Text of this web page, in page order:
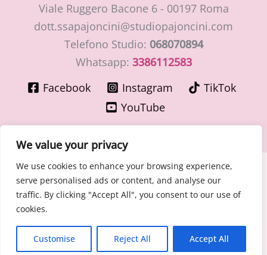
We value your privacy
We use cookies to enhance your browsing experience,
serve personalised ads or content, and analyse our
traffic. By clicking "Accept All", you consent to our use of
cookies.
Customise Reject All Accept All
Viale Ruggero Bacone 6 - 00197 Roma
dott.ssapajoncini@studiopajoncini.com
Telefono Studio: 068070894
Whatsapp: 3386112583
Facebook
Instagram
TikTok
YouTube
Copyright © 2026 LaMiaGinecologa.com - Dott.ssa Cinzia
Pajoncini - Specialista in Ostetricia e Ginecologia
P.IVA 15400091003 – n° Ordine Medici di Roma 30776 del
Cookie - Privacy Policy